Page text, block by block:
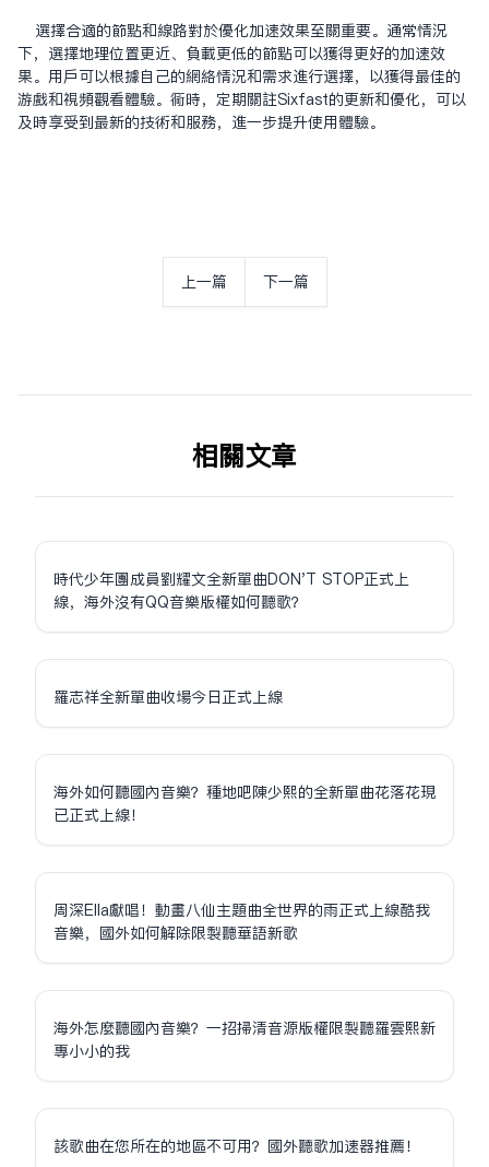
选择合适的节点和线路对于优化加速效果至关重要。通常情况
下，选择地理位置更近、负载更低的节点可以获得更好的加速效
果。用户可以根据自己的网络情况和需求进行选择，以获得最佳的
游戏和视频观看体验。同时，定期关注Sixfast的更新和优化，可以
及时享受到最新的技术和服务，进一步提升使用体验。
上一篇 下一篇
相关文章
時代少年團成員劉耀文全新單曲DON'T STOP正式上
線，海外沒有QQ音樂版權如何聽歌？
羅志祥全新單曲收場今日正式上線
海外如何聽國內音樂？種地吧陳少熙的全新單曲花落花現
已正式上線！
周深Ella獻唱！動畫八仙主題曲全世界的雨正式上線酷我
音樂，國外如何解除限制聽華語新歌
海外怎麼聽國內音樂？一招掃清音源版權限制聽羅雲熙新
專小小的我
該歌曲在您所在的地區不可用？國外聽歌加速器推薦！